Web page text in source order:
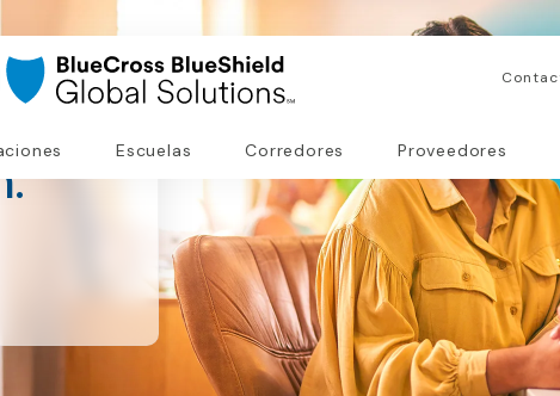
Escuelas Corredores Proveedores